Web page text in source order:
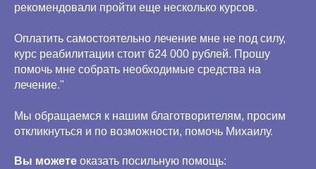
рекомендовали пройти еще несколько курсов.
Оплатить самостоятельно лечение мне не под силу,
курс реабилитации стоит 624 000 рублей. Прошу
помочь мне собрать необходимые средства на
лечение."
Мы обращаемся к нашим благотворителям, просим
откликнуться и по возможности, помочь Михаилу.
Вы можете оказать посильную помощь: